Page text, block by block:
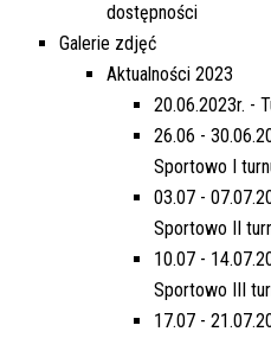
dostępności
Galerie zdjęć
Aktualności 2023
20.06.2023r. -
26.06 -
Sportowo I
03.07 -
Sportowo II
10.07 -
Sportowo III
17.07 -